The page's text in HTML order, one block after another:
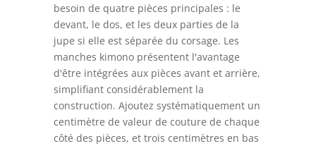
besoin de quatre pièces principales : le
devant, le dos, et les deux parties de la
jupe si elle est séparée du corsage. Les
manches kimono présentent l'avantage
d'être intégrées aux pièces avant et arrière,
simplifiant considérablement la
construction. Ajoutez systématiquement un
centimètre de valeur de couture de chaque
côté des pièces, et trois centimètres en bas